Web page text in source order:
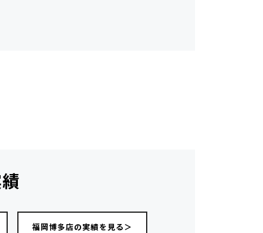
福岡博多店の実績を見る＞